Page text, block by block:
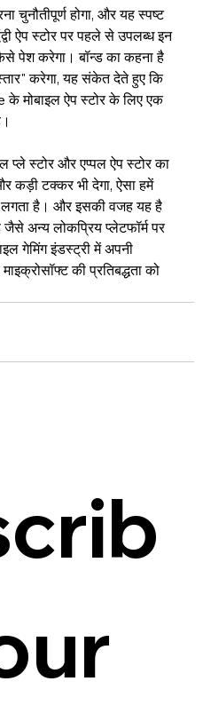
चुनौतीपूर्ण होगा, और यह स्पष्ट
ऐप स्टोर पर पहले से उपलब्ध इन
पेश करेगा। बॉन्ड का कहना है
करेगा, यह संकेत देते हुए कि
मोबाइल ऐप स्टोर के लिए एक
प्ले स्टोर और एप्पल ऐप स्टोर का
कड़ी टक्कर भी देगा, ऐसा हमें
लगता है। और इसकी वजह यह है
अन्य लोकप्रिय प्लेटफॉर्म पर
गेमिंग इंडस्ट्री में अपनी
की प्रतिबद्धता को